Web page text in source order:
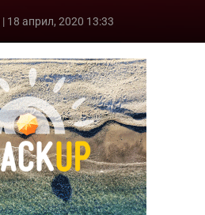
| 18 април, 2020 13:33